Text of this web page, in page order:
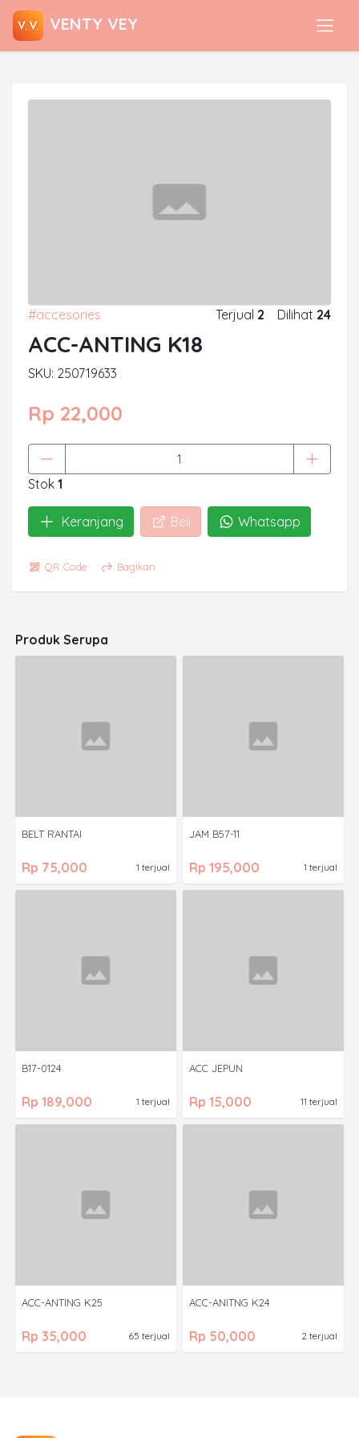
VENTY VEY
#accesories Terjual 2 Dilihat 24
ACC-ANTING K18
SKU: 250719633
Rp 22,000
Stok 1
Keranjang Beli Whatsapp
QR Code Bagikan
Produk Serupa
BELT RANTAI
Rp 75,000 1 terjual
JAM B57-11
Rp 195,000 1 terjual
B17-0124
Rp 189,000 1 terjual
ACC JEPUN
Rp 15,000 11 terjual
ACC-ANTING K25
Rp 35,000 65 terjual
ACC-ANITNG K24
Rp 50,000 2 terjual